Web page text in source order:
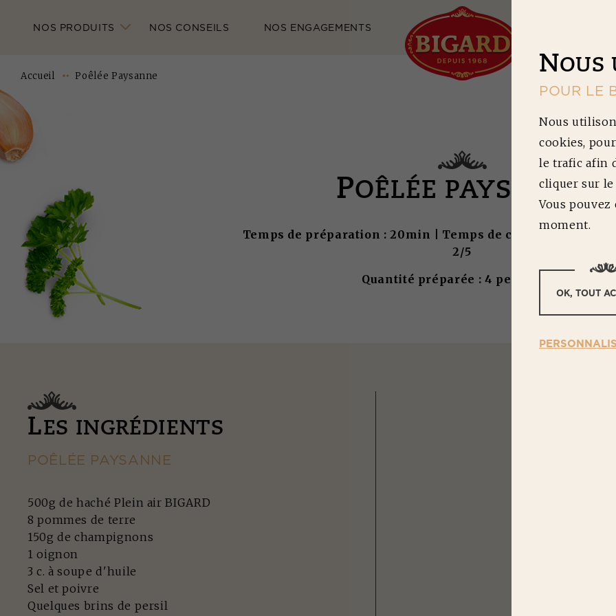
NOS PRODUITS NOS CONSEILS NOS ENGAGEMENTS
Accueil Poêlée Paysanne
POÊLÉE PAYSANNE
Temps de préparation : 20min | Temps de cuisson : 20min |
2/5
Quantité préparée : 4 personnes
LES INGRÉDIENTS
POÊLÉE PAYSANNE
500g de haché Plein air BIGARD
8 pommes de terre
150g de champignons
1 oignon
3 c. à soupe d'huile
Sel et poivre
Quelques brins de persil
NOUS
POUR LE
Nous
cookies,
le trafic afin
cliquer sur
Vous
moment.
OK, TOUT